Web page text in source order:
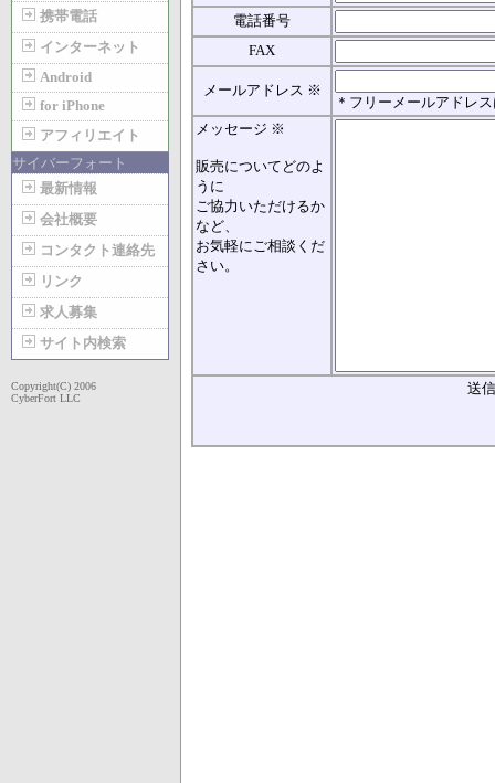
携帯電話
インターネット
Android
for iPhone
アフィリエイト
サイバーフォート
最新情報
会社概要
コンタクト連絡先
リンク
求人募集
サイト内検索
Copyright(C) 2006
CyberFort LLC
電話番号
FAX
メールアドレス ※
＊フリーメールアドレ
メッセージ ※
販売についてどのよ
うに
ご協力いただけるか
など、
お気軽にご相談くだ
さい。
送